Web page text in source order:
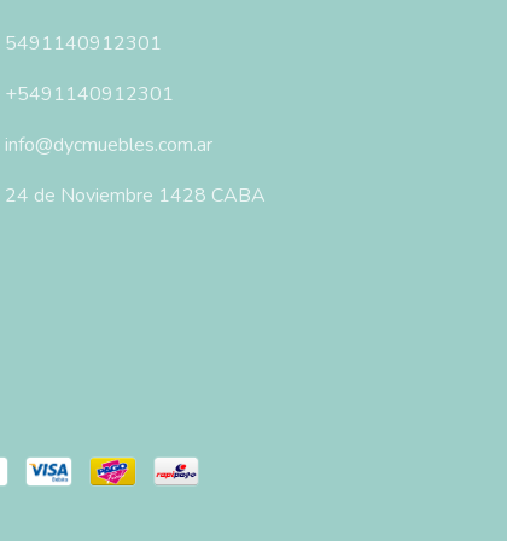
5491140912301
+5491140912301
info@dycmuebles.com.ar
24 de Noviembre 1428 CABA